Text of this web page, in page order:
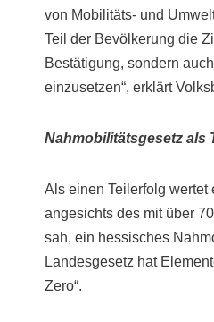
von Mobilitäts- und
Teil der Bevölkerung die
Bestätigung, sondern
einzusetzen“, erklärt
Nahmobilitätsgesetz als
Als einen Teilerfolg
angesichts des mit über
sah, ein hessisches
Landesgesetz hat
Zero“.